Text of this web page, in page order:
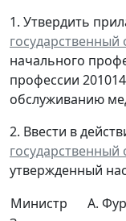
1. Утвердить
начального
профессии
обслуживанию
2. Ввести в
утвержденный
Министр
А.